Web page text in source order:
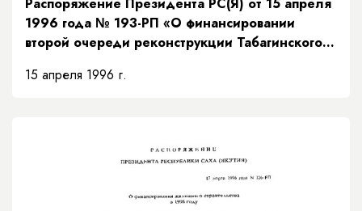
Распоряжение Президента РС(Я) от 15 апреля
1996 года № 193-РП «О финансировании
второй очереди реконструкции Табагинского
15 апреля 1996 г.